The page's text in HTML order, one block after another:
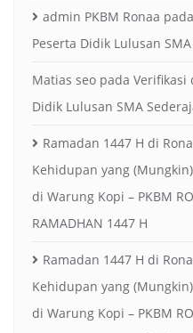
admin PKBM Ronaa pada
Peserta Didik Lulusan
Matias seo pada Verifikasi
Didik Lulusan SMA
Ramadan 1447 H di
Kehidupan yang
di Warung Kopi – PKBM
RAMADHAN 1447 H
Ramadan 1447 H di
Kehidupan yang
di Warung Kopi – PKBM